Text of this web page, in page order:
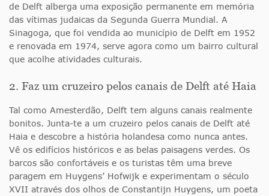
de Delft alberga uma exposição permanente em memória
das vítimas judaicas da Segunda Guerra Mundial. A
Sinagoga, que foi vendida ao município de Delft em 1952
e renovada em 1974, serve agora como um bairro cultural
que acolhe atividades culturais.
2. Faz um cruzeiro pelos canais de Delft até Haia
Tal como Amesterdão, Delft tem alguns canais realmente
bonitos. Junta-te a um cruzeiro pelos canais de Delft até
Haia e descobre a história holandesa como nunca antes.
Vê os edifícios históricos e as belas paisagens verdes. Os
barcos são confortáveis e os turistas têm uma breve
paragem em Huygens’ Hofwijk e experimentam o século
XVII através dos olhos de Constantijn Huygens, um poeta